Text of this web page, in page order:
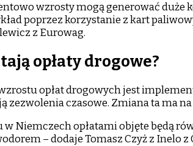
wzrosty mogą generować duże
poprzez korzystanie z kart
z Eurowag.
opłaty drogowe?
opłat drogowych jest
zezwolenia czasowe. Zmiana ta ma
w Niemczech opłatami objęte będą
– dodaje Tomasz Czyż z Inelo z